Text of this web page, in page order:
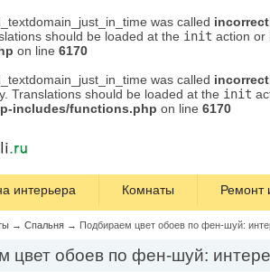
was called
should be loaded at the init action or
on line 6170
was called
Translations should be loaded at the init
includes/functions.php on line 6170
интерьера Комнаты Ремонт
→ Спальня → Подбираем цвет обоев по фен-шуй:
цвет обоев по фен-шуй: